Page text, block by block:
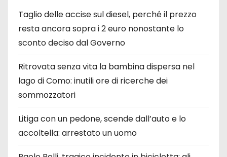
c
o
l
i
Taglio delle accise sul diesel, perché il prezzo
resta ancora sopra i 2 euro nonostante lo
sconto deciso dal Governo
Ritrovata senza vita la bambina dispersa nel
lago di Como: inutili ore di ricerche dei
sommozzatori
Litiga con un pedone, scende dall’auto e lo
accoltella: arrestato un uomo